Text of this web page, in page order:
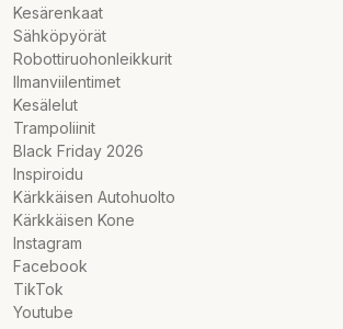
Kesärenkaat
Sähköpyörät
Robottiruohonleikkurit
Ilmanviilentimet
Kesälelut
Trampoliinit
Black Friday 2026
Inspiroidu
Kärkkäisen Autohuolto
Kärkkäisen Kone
Instagram
Facebook
TikTok
Youtube